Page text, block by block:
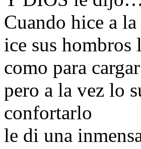
Cuando hice a
ice sus hombros
como para
pero a la vez lo
confortarlo
le di una